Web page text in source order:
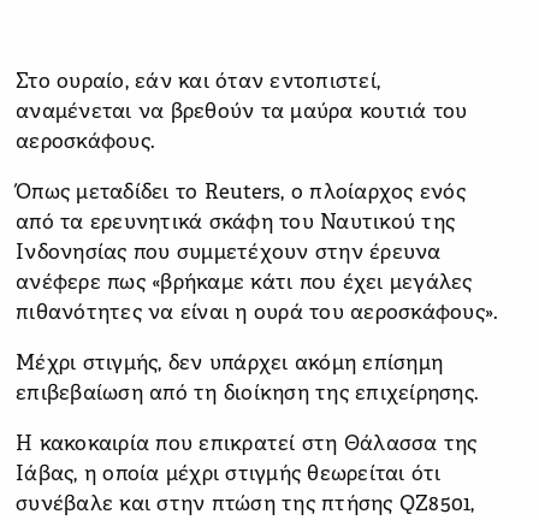
Στο ουραίο, εάν και όταν εντοπιστεί,
αναμένεται να βρεθούν τα μαύρα κουτιά του
αεροσκάφους.
Όπως μεταδίδει το Reuters, ο πλοίαρχος ενός
από τα ερευνητικά σκάφη του Ναυτικού της
Ινδονησίας που συμμετέχουν στην έρευνα
ανέφερε πως «βρήκαμε κάτι που έχει μεγάλες
πιθανότητες να είναι η ουρά του αεροσκάφους».
Μέχρι στιγμής, δεν υπάρχει ακόμη επίσημη
επιβεβαίωση από τη διοίκηση της επιχείρησης.
Η κακοκαιρία που επικρατεί στη Θάλασσα της
Ιάβας, η οποία μέχρι στιγμής θεωρείται ότι
συνέβαλε και στην πτώση της πτήσης QZ8501,